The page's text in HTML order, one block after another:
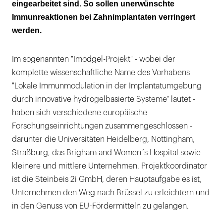
eingearbeitet sind. So sollen unerwünschte
Immunreaktionen bei Zahnimplantaten verringert
werden.
Im sogenannten "Imodgel-Projekt" - wobei der
komplette wissenschaftliche Name des Vorhabens
"Lokale Immunmodulation in der Implantatumgebung
durch innovative hydrogelbasierte Systeme" lautet -
haben sich verschiedene europäische
Forschungseinrichtungen zusammengeschlossen -
darunter die Universitäten Heidelberg, Nottingham,
Straßburg, das Brigham and Women´s Hospital sowie
kleinere und mittlere Unternehmen. Projektkoordinator
ist die Steinbeis 2i GmbH, deren Hauptaufgabe es ist,
Unternehmen den Weg nach Brüssel zu erleichtern und
in den Genuss von EU-Fördermitteln zu gelangen.